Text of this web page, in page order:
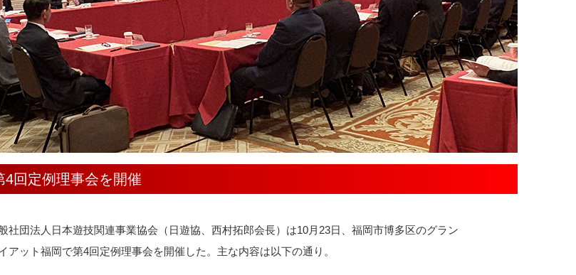
回定例理事会を開催
社団法人日本遊技関連事業協会（日遊協、西村拓郎会長）は10月23日、福岡市博多区のグラン
アット福岡で第4回定例理事会を開催した。主な内容は以下の通り。